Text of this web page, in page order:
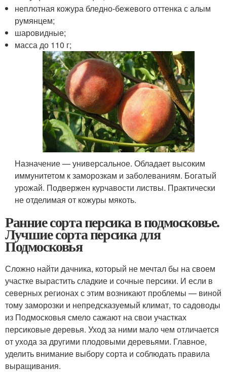
неплотная кожура бледно-бежевого оттенка с алым
румянцем;
шаровидные;
масса до 110 г;
Назначение — универсальное. Обладает высоким
иммунитетом к заморозкам и заболеваниям. Богатый
урожай. Подвержен курчавости листвы. Практически
не отделимая от кожуры мякоть.
Ранние сорта персика в подмосковье.
Лучшие сорта персика для
Подмосковья
Сложно найти дачника, который не мечтал бы на своем
участке вырастить сладкие и сочные персики. И если в
северных регионах с этим возникают проблемы — виной
тому заморозки и непредсказуемый климат, то садоводы
из Подмосковья смело сажают на свои участках
персиковые деревья. Уход за ними мало чем отличается
от ухода за другими плодовыми деревьями. Главное,
уделить внимание выбору сорта и соблюдать правила
выращивания.